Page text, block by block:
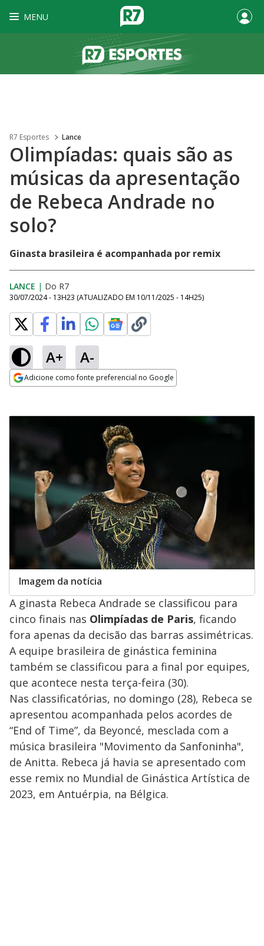
MENU
R7 Esportes Lance
Olimpíadas: quais são as
músicas da apresentação
de Rebeca Andrade no
solo?
Ginasta brasileira é acompanhada por remix
LANCE | Do R7
30/07/2024 - 13H23 (ATUALIZADO EM 10/11/2025 - 14H25)
A+ A-
Adicione como fonte preferencial no Google
Imagem da notícia
A ginasta Rebeca Andrade se classificou para
cinco finais nas Olimpíadas de Paris, ficando
fora apenas da decisão das barras assimétricas.
A equipe brasileira de ginástica feminina
também se classificou para a final por equipes,
que acontece nesta terça-feira (30).
Nas classificatórias, no domingo (28), Rebeca se
apresentou acompanhada pelos acordes de
“End of Time”, da Beyoncé, mesclada com a
música brasileira "Movimento da Sanfoninha",
de Anitta. Rebeca já havia se apresentado com
esse remix no Mundial de Ginástica Artística de
2023, em Antuérpia, na Bélgica.